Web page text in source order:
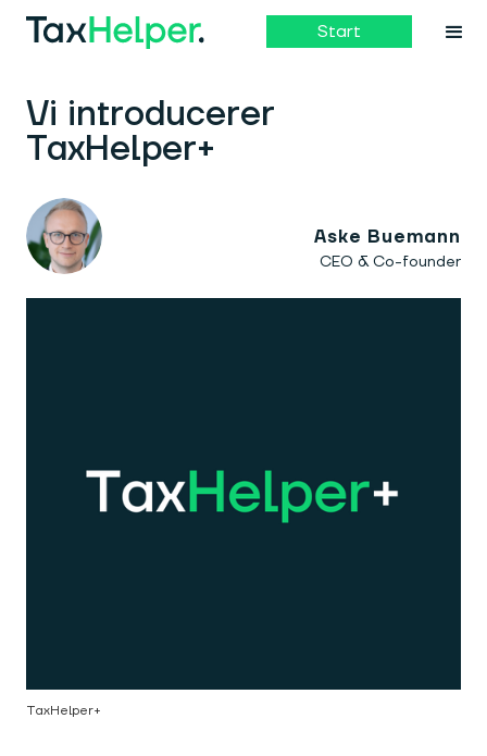
Start
Vi introducerer
TaxHelper+
Aske Buemann
CEO & Co-founder
TaxHelper+